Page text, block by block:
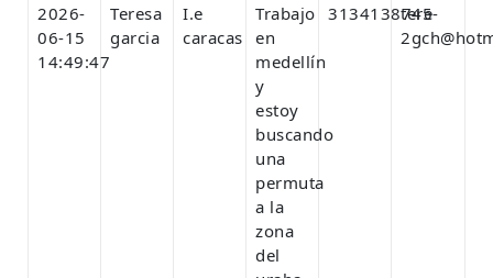
2026-
06-15
14:49:47
Teresa
garcia
I.e
caracas
Trabajo
en
medellín
y
estoy
buscando
una
permuta
a la
zona
del
3134138745
tere-